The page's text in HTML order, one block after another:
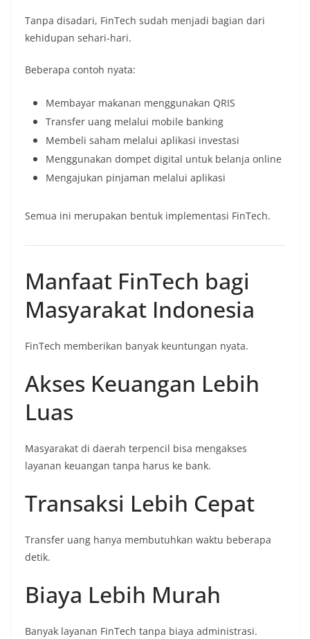
Tanpa disadari, FinTech sudah menjadi bagian dari
kehidupan sehari-hari.
Beberapa contoh nyata:
Membayar makanan menggunakan QRIS
Transfer uang melalui mobile banking
Membeli saham melalui aplikasi investasi
Menggunakan dompet digital untuk belanja online
Mengajukan pinjaman melalui aplikasi
Semua ini merupakan bentuk implementasi FinTech.
Manfaat FinTech bagi
Masyarakat Indonesia
FinTech memberikan banyak keuntungan nyata.
Akses Keuangan Lebih
Luas
Masyarakat di daerah terpencil bisa mengakses
layanan keuangan tanpa harus ke bank.
Transaksi Lebih Cepat
Transfer uang hanya membutuhkan waktu beberapa
detik.
Biaya Lebih Murah
Banyak layanan FinTech tanpa biaya administrasi.